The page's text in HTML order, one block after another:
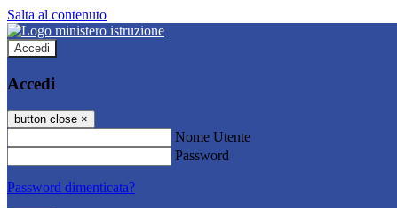
Salta al contenuto
Accedi
Accedi
button close ×
Nome Utente
Password
Password dimenticata?